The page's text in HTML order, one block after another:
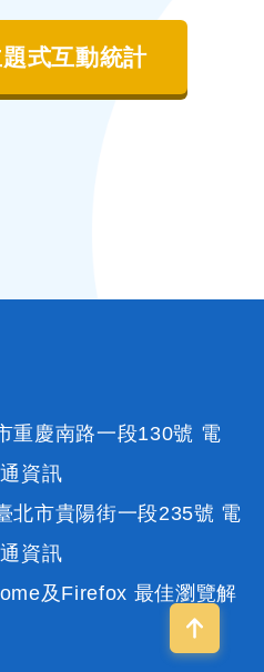
式互動統計
重慶南路一段130號 電
資訊
北市貴陽街一段235號 電
資訊
及Firefox 最佳瀏覽解
回到